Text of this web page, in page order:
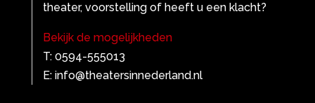
theater, voorstelling of heeft u een klacht?
Bekijk de mogelijkheden
T: 0594-555013
E: info@theatersinnederland.nl